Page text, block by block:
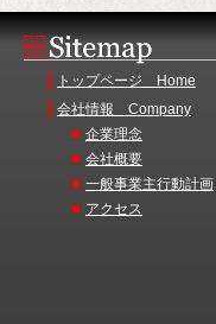
トップページ Home
会社情報 Company
■ 企業理念
■ 会社概要
■ 一般事業主行動計画
■ アクセス